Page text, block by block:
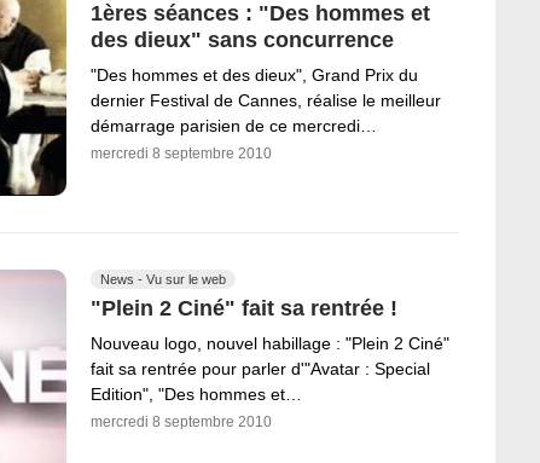
1ères séances : "Des hommes et
des dieux" sans concurrence
"Des hommes et des dieux", Grand Prix du
dernier Festival de Cannes, réalise le meilleur
démarrage parisien de ce mercredi…
mercredi 8 septembre 2010
News - Vu sur le web
"Plein 2 Ciné" fait sa rentrée !
Nouveau logo, nouvel habillage : "Plein 2 Ciné"
fait sa rentrée pour parler d'"Avatar : Special
Edition", "Des hommes et…
mercredi 8 septembre 2010